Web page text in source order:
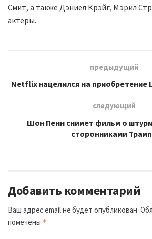
Смит, а также Дэниел Крэйг, Мэрил
актеры.
предыдущий
Netflix нацелился на приобретение
следующий
Шон Пенн снимет фильм о
сторонниками
Добавить комментарий
Ваш адрес email не будет опубликован.
помечены *